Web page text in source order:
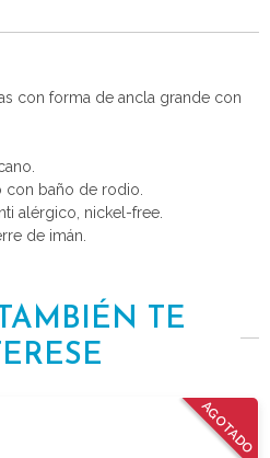
con forma de ancla grande con
con baño de rodio.
alérgico, nickel-free.
de imán.
TE
AGOTADO